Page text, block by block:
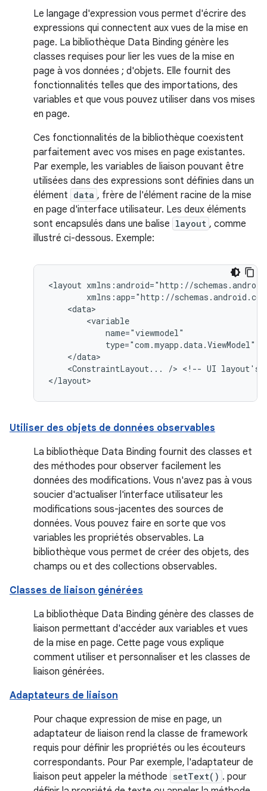
Le langage d'expression vous permet d'écrire des
expressions qui connectent aux vues de la mise en
page. La bibliothèque Data Binding génère les
classes requises pour lier les vues de la mise en
page à vos données ; d'objets. Elle fournit des
fonctionnalités telles que des importations, des
variables et que vous pouvez utiliser dans vos mises
en page.
Ces fonctionnalités de la bibliothèque coexistent
parfaitement avec vos mises en page existantes.
Par exemple, les variables de liaison pouvant être
utilisées dans des expressions sont définies dans un
élément data , frère de l'élément racine de la mise
en page d'interface utilisateur. Les deux éléments
sont encapsulés dans une balise layout , comme
illustré ci-dessous. Exemple:
<layout
type="com.myapp.data.ViewModel"
<ConstraintLayout...
/> <!-- UI layout's
Utiliser des objets de données observables
La bibliothèque Data Binding fournit des classes et
des méthodes pour observer facilement les
données des modifications. Vous n'avez pas à vous
soucier d'actualiser l'interface utilisateur les
modifications sous-jacentes des sources de
données. Vous pouvez faire en sorte que vos
variables les propriétés observables. La
bibliothèque vous permet de créer des objets, des
champs ou et des collections observables.
Classes de liaison générées
La bibliothèque Data Binding génère des classes de
liaison permettant d'accéder aux variables et vues
de la mise en page. Cette page vous explique
comment utiliser et personnaliser et les classes de
liaison générées.
Adaptateurs de liaison
Pour chaque expression de mise en page, un
adaptateur de liaison rend la classe de framework
requis pour définir les propriétés ou les écouteurs
correspondants. Pour Par exemple, l'adaptateur de
liaison peut appeler la méthode setText() . pour